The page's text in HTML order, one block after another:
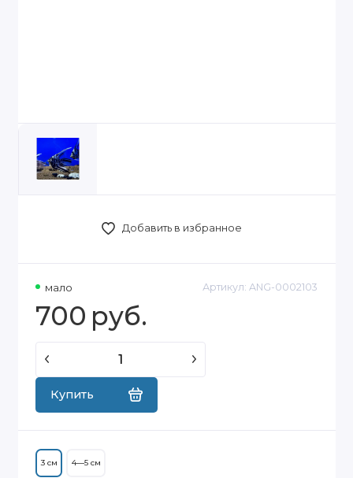
Добавить в избранное
мало Артикул: ANG-0002103
700 руб.
Купить
3 см 4—5 см